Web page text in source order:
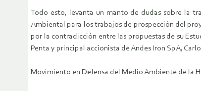
Todo esto, levanta un manto de dudas sobre la
Ambiental para los trabajos de prospección del
por la contradicción entre las propuestas de su
Penta y principal accionista de Andes Iron SpA,
Movimiento en Defensa del Medio Ambiente de la